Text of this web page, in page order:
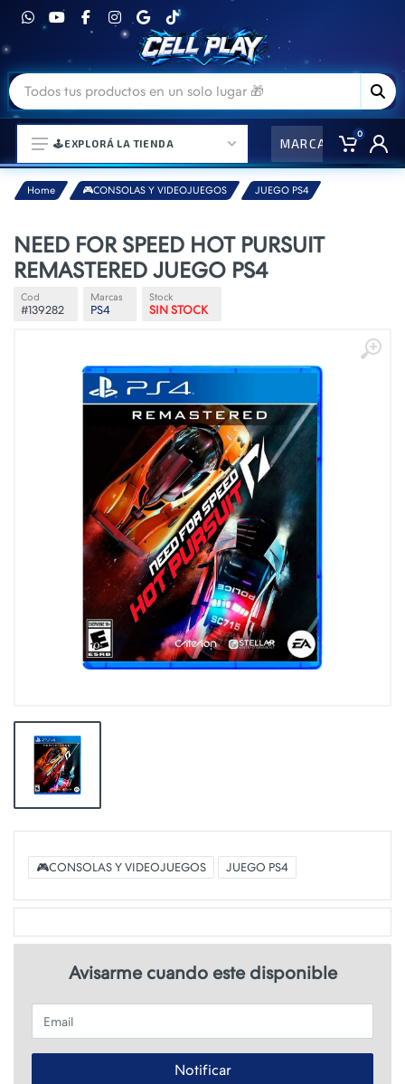
⌚ELECTRONICA Y ACCESORIOS
⛓️ACCESORIOS DE MODA💍
🎒MOCHILAS Y MAS👝
🎮CONSOLAS Y VIDEOJUEGOS
🎵PARLANTES BLUETOOTH🎵
👕INDUMENTARIA🧢
👾COLECCIONABLES🧸
💻MUNDO PC GAMER💻
🔌CABLES Y ADAPTADORES🔌
🤓MUNDO PC OFICINA🤓
🫗GEEK HOME🍵
🕹️EXPLORÁ LA TIENDA MARCAS
0
Home 🎮CONSOLAS Y VIDEOJUEGOS JUEGO PS4
NEED FOR SPEED HOT PURSUIT
REMASTERED JUEGO PS4
Cod
#139282
Marcas
PS4
Stock
SIN STOCK
🎮CONSOLAS Y VIDEOJUEGOS JUEGO PS4
Avisarme cuando este disponible
Email
Notificar